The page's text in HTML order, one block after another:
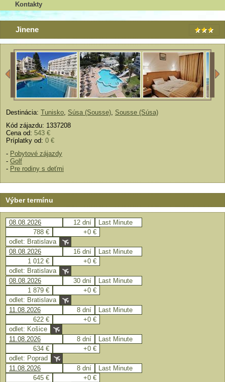
Kontakty
Jinene
Destinácia: Tunisko, Súsa (Sousse), Sousse (Súsa)
Kód zájazdu: 1337208
Cena od: 543 €
Príplatky od: 0 €
- Pobytové zájazdy
- Golf
- Pre rodiny s deťmi
Výber termínu
08.08.2026 12 dní
Last Minute
788 €
+0 €
odlet: Bratislava
08.08.2026
16 dní
Last Minute
1 012 €
+0 €
odlet: Bratislava
08.08.2026
30 dní
Last Minute
1 879 €
+0 €
odlet: Bratislava
11.08.2026
8 dní
Last Minute
622 €
+0 €
odlet: Košice
11.08.2026
8 dní
Last Minute
634 €
+0 €
odlet: Poprad
11.08.2026
8 dní
Last Minute
645 €
+0 €